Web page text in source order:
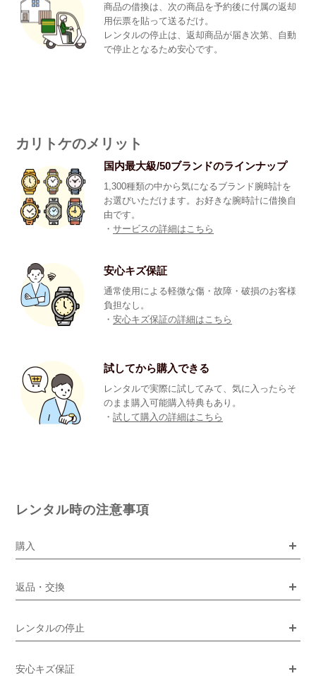
商品の借換は、次の商品を予約後に付属の返却
用伝票を貼って送るだけ。
レンタルの停止は、返却商品が届き次第、自動
で停止となるため安心です。
カリトケのメリット
国内最大級/50ブランドのラインナップ
1,300種類の中から気になるブランド腕時計を
お選びいただけます。お好きな腕時計に借換自
由です。
・サービスの詳細はこちら
安心キズ保証
通常使用による軽微な傷・故障・破損のお客様
負担なし。
・安心キズ保証の詳細はこちら
試してから購入できる
レンタルで実際に試してみて、気に入ったらそ
のまま購入可能購入特典もあり。
・試して購入の詳細はこちら
レンタル時の注意事項
購入
返品・交換
レンタルの停止
安心キズ保証